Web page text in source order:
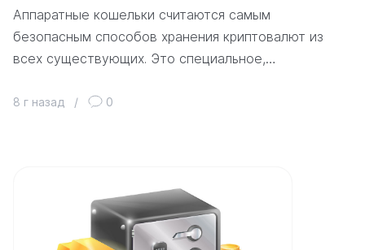
Аппаратные кошельки считаются самым
безопасным способов хранения криптовалют из
всех существующих. Это специальное,…
8 г назад / 0